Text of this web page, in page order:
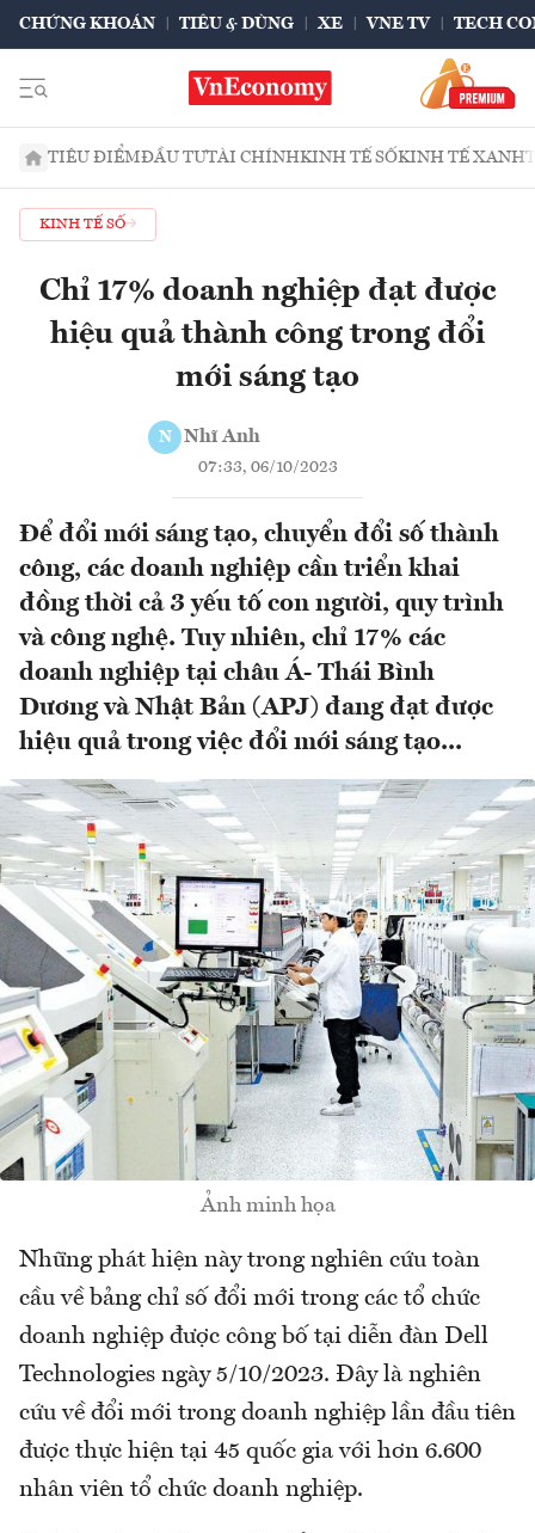
CHỨNG KHOÁN TIÊU & DÙNG XE VNE TV TECH
TIÊU ĐIỂMĐẦU TƯTÀI CHÍNHKINH TẾ SỐKINH TẾ XANH
KINH TẾ SỐ
Chỉ 17% doanh nghiệp đạt được
hiệu quả thành công trong đổi
mới sáng tạo
N Nhĩ Anh
07:33, 06/10/2023
Để đổi mới sáng tạo, chuyển đổi số thành
công, các doanh nghiệp cần triển khai
đồng thời cả 3 yếu tố con người, quy trình
và công nghệ. Tuy nhiên, chỉ 17% các
doanh nghiệp tại châu Á- Thái Bình
Dương và Nhật Bản (APJ) đang đạt được
hiệu quả trong việc đổi mới sáng tạo...
Ảnh minh họa
Những phát hiện này trong nghiên cứu toàn
cầu về bảng chỉ số đổi mới trong các tổ chức
doanh nghiệp được công bố tại diễn đàn Dell
Technologies ngày 5/10/2023. Đây là nghiên
cứu về đổi mới trong doanh nghiệp lần đầu tiên
được thực hiện tại 45 quốc gia với hơn 6.600
nhân viên tổ chức doanh nghiệp.